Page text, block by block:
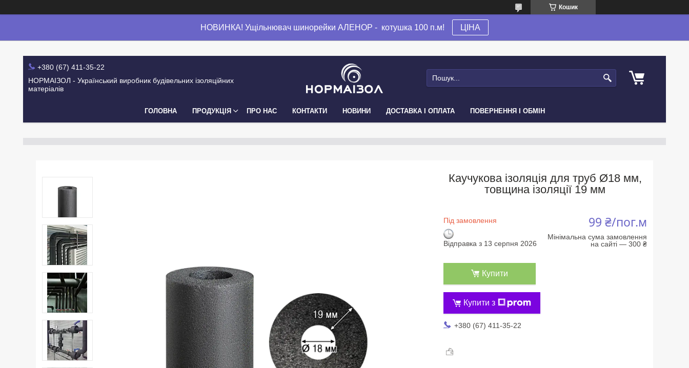
Кошик
НОВИНКА! Ущільнювач шинорейки АЛЕНОР - котушка 100 п.м! ЦІНА
+380 (67) 411-35-22
НОРМАІЗОЛ - Український виробник будівельних ізоляційних
матеріалів
ГОЛОВНА ПРОДУКЦІЯ ПРО НАС КОНТАКТИ НОВИНИ ДОСТАВКА І ОПЛАТА ПОВЕРНЕННЯ І ОБМІН
Каучукова ізоляція для труб Ø18 мм,
товщина ізоляції 19 мм
Під замовлення
Відправка з 13 серпня 2026
99 ₴/пог.м
Мінімальна сума замовлення
на сайті — 300 ₴
Купити
Купити з
+380 (67) 411-35-22